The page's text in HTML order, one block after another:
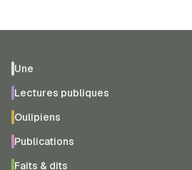
Une
Lectures publiques
Oulipiens
Publications
Faits & dits